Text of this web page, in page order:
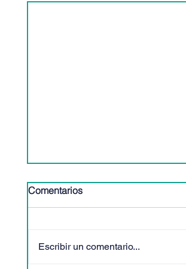
Comentarios
Escribir un comentario...